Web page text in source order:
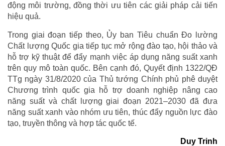
động môi trường, đồng thời ưu tiên các giải pháp cải tiến
hiệu quả.
Trong giai đoạn tiếp theo, Ủy ban Tiêu chuẩn Đo lường
Chất lượng Quốc gia tiếp tục mở rộng đào tạo, hội thảo và
hỗ trợ kỹ thuật để đẩy mạnh việc áp dụng năng suất xanh
trên quy mô toàn quốc. Bên cạnh đó, Quyết định 1322/QĐ
TTg ngày 31/8/2020 của Thủ tướng Chính phủ phê duyệt
Chương trình quốc gia hỗ trợ doanh nghiệp nâng cao
năng suất và chất lượng giai đoạn 2021–2030 đã đưa
năng suất xanh vào nhóm ưu tiên, thúc đẩy nguồn lực đào
tạo, truyền thông và hợp tác quốc tế.
Duy Trinh